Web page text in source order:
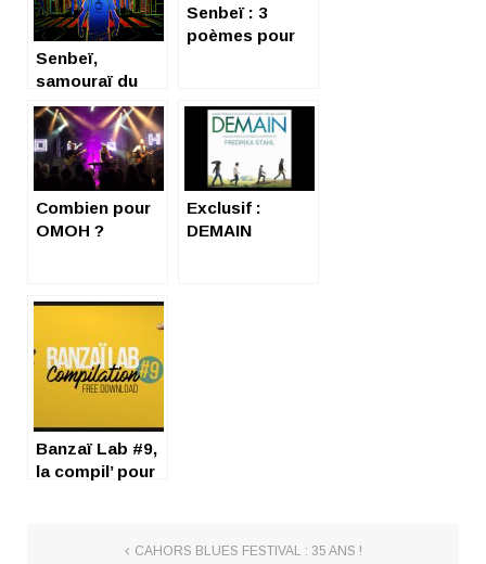
Senbeï,
samouraï du
Hip-Hop
Senbeï : 3
poèmes pour
Combien pour
OMOH ?
Exclusif :
DEMAIN
Banzaï Lab #9,
la compil’ pour
CAHORS BLUES FESTIVAL : 35 ANS !